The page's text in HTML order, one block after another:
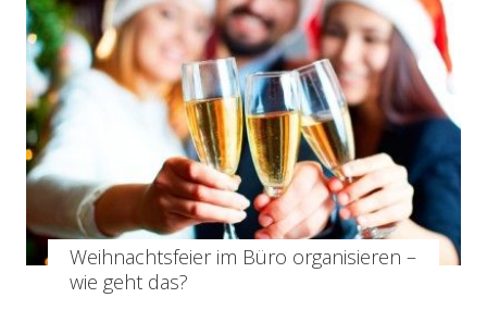
Weihnachtsfeier im Büro organisieren –
wie geht das?